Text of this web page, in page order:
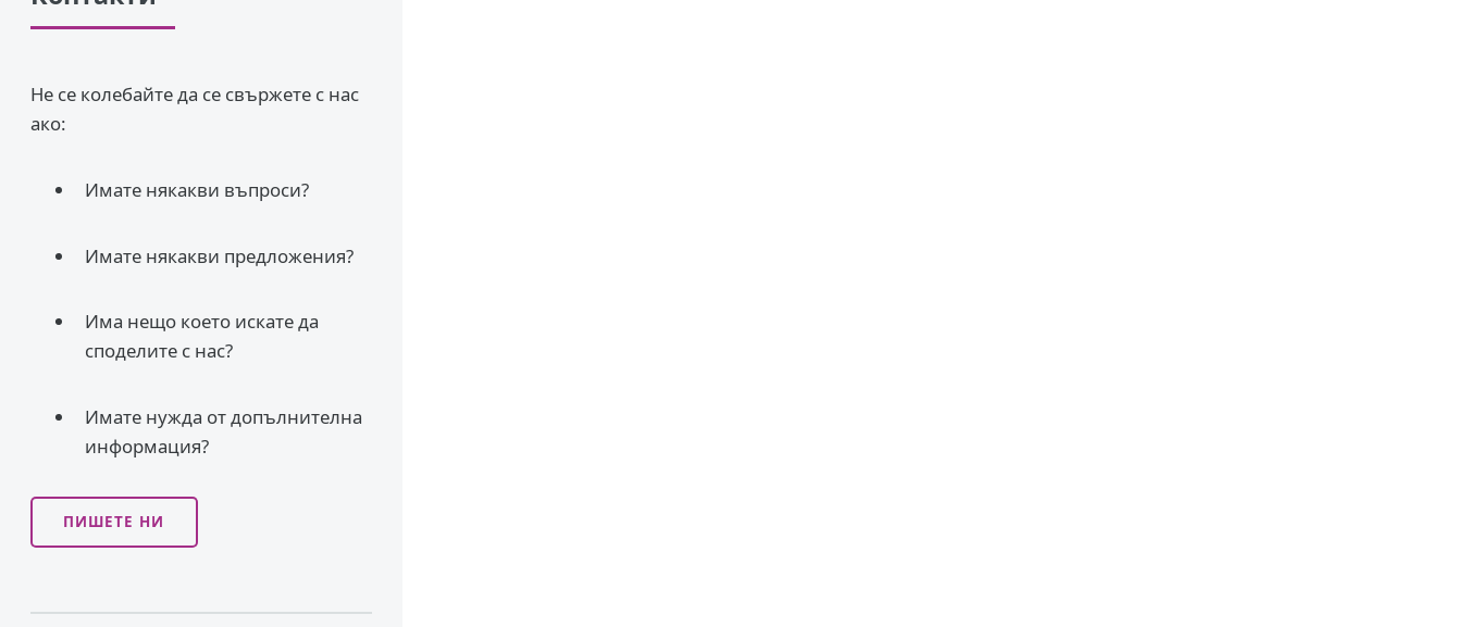
Не се колебайте да се свържете с нас
ако:
Имате някакви въпроси?
Имате някакви предложения?
Има нещо което искате да
споделите с нас?
Имате нужда от допълнителна
информация?
ПИШЕТЕ НИ